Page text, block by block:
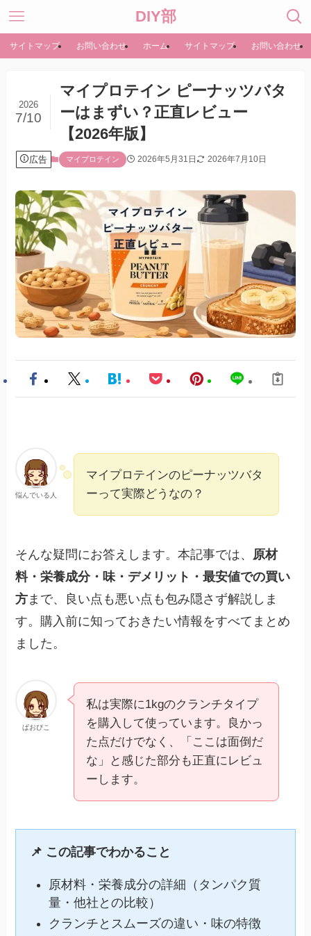
DIY部
サイトマップ お問い合わせ ホーム サイトマップ お問い合わせ
マイプロテイン ピーナッツバタ
ーはまずい？正直レビュー
【2026年版】
2026
7/10
広告 マイプロテイン 2026年5月31日 2026年7月10日
悩んでいる人
マイプロテインのピーナッツバタ
ーって実際どうなの？
そんな疑問にお答えします。本記事では、 原材
料・栄養成分・味・デメリット・最安値での買い
方 まで、良い点も悪い点も包み隠さず解説しま
す。購入前に知っておきたい情報をすべてまとめ
ました。
ぱおぴこ
私は実際に1kgのクランチタイプ
を購入して使っています。良かっ
た点だけでなく、「ここは面倒だ
な」と感じた部分も正直にレビュ
ーします。
📌 この記事でわかること
原材料・栄養成分の詳細（タンパク質
量・他社との比較）
クランチとスムーズの違い・味の特徴